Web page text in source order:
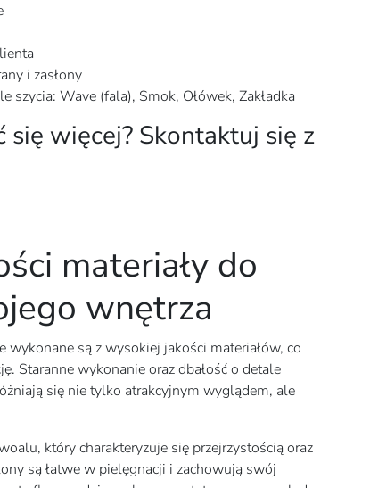
i zasłony
szycia: Wave (fala), Smok, Ołówek, Zakładka
się więcej? Skontaktuj się z
materiały do
wnętrza
wykonane są z wysokiej jakości materiałów, co
Staranne wykonanie oraz dbałość o detale
się nie tylko atrakcyjnym wyglądem, ale
który charakteryzuje się przejrzystością oraz
są łatwe w pielęgnacji i zachowują swój